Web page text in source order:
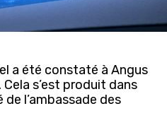
a été constaté à Angus
s’est produit dans
de l’ambassade des